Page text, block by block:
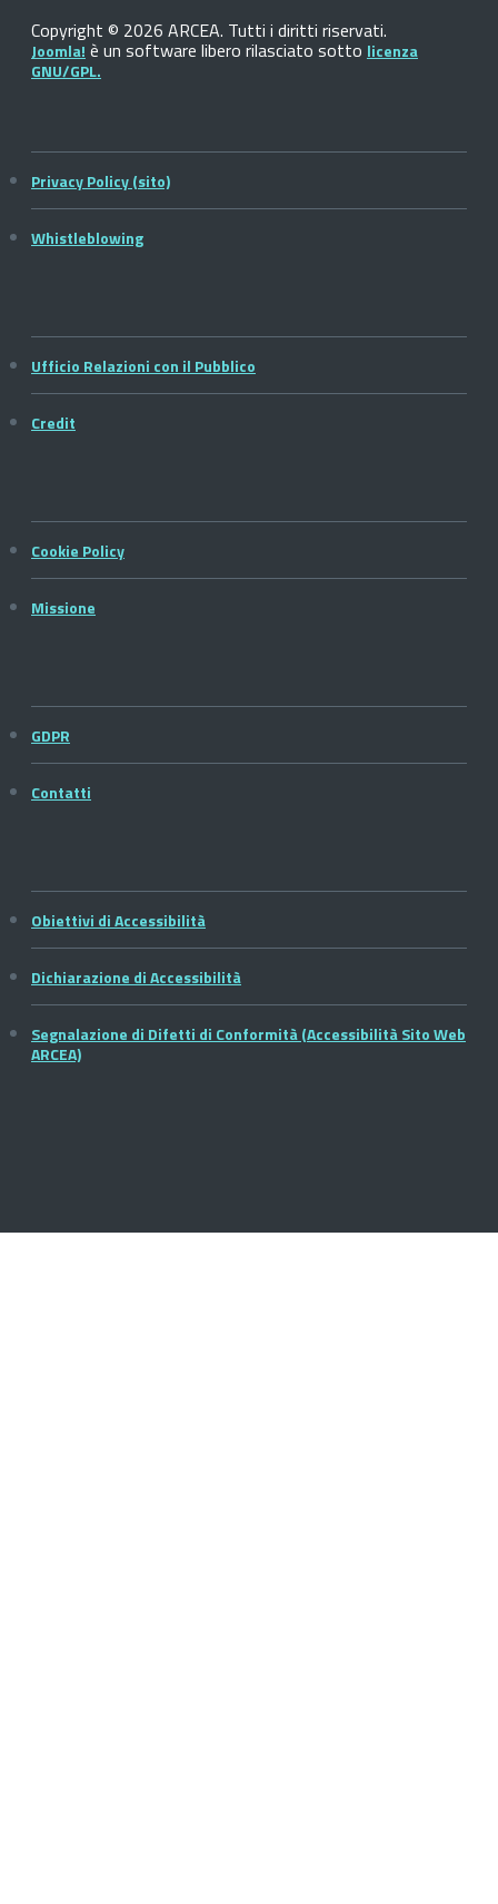
Copyright © 2026 ARCEA. Tutti i diritti riservati.
Joomla! è un software libero rilasciato sotto licenza
GNU/GPL.
Privacy Policy (sito)
Whistleblowing
Ufficio Relazioni con il Pubblico
Credit
Cookie Policy
Missione
GDPR
Contatti
Obiettivi di Accessibilità
Dichiarazione di Accessibilità
Segnalazione di Difetti di Conformità (Accessibilità Sito Web
ARCEA)